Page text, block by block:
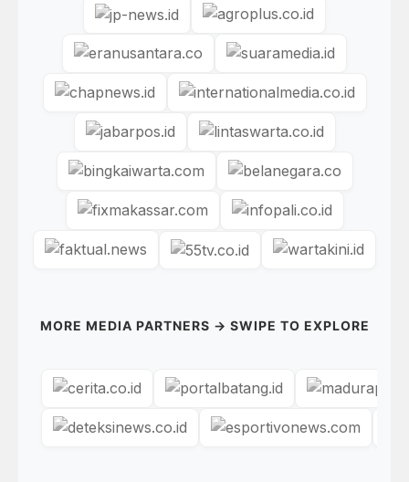
MORE MEDIA PARTNERS → SWIPE TO EXPLORE